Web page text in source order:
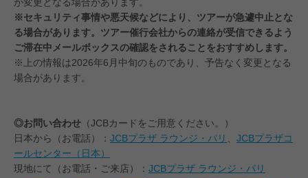
が変更となる場合があります。
※セキュリティ事情や悪天候などにより、ツアーが急遽中止とな
る場合があります。ツアー催行会社からの連絡が受信できるよう
ご滞在中メールボックスの確認をされることをおすすめします。
※上の情報は2026年6月中旬のものであり、予告なく変更となる
場合があります。
◎お問い合わせ （JCBカードをご用意ください。）
日本から（お電話）： JCBプラザ ラウンジ・パリ 、 JCBプラザコ
ールセンター（日本）
現地にて（お電話・ご来店）： JCBプラザ ラウンジ・パリ